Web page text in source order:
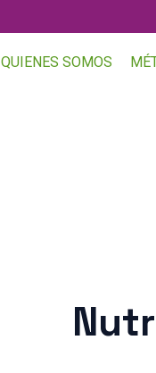
QUIENES SOMOS